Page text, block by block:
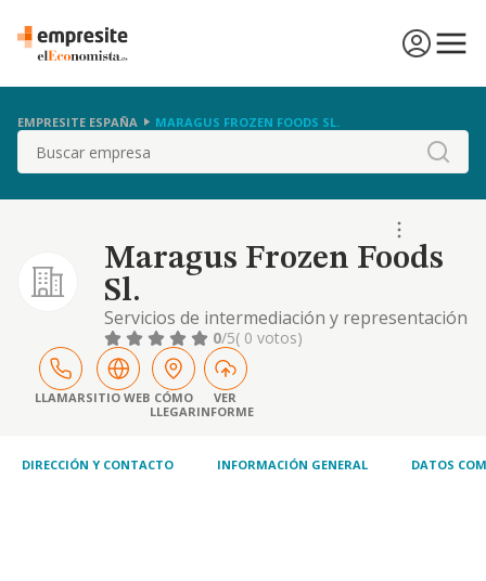
EMPRESITE ESPAÑA MARAGUS FROZEN FOODS SL.
Buscar
Maragus Frozen Foods
Sl.
Servicios de intermediación y representación
comercial. el comercio, la importación,
exportación y venta al por mayor y menor de
productos alimenticios tales como pescados,
mariscos, crustáceos, moluscos y otros
productos del mar; carnes, productos y
y caz
0/5( 0 votos)
LLAMARSITIO WEB CÓMO
LLEGAR
VER
INFORME
DIRECCIÓN Y CONTACTO INFORMACIÓN GENERAL DATOS